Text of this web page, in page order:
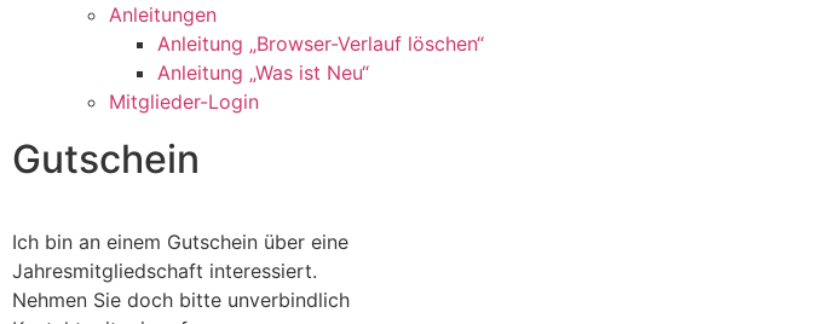
Anleitungen
Anleitung „Browser-Verlauf löschen“
Anleitung „Was ist Neu“
Mitglieder-Login
Gutschein
Ich bin an einem Gutschein über eine
Jahresmitgliedschaft interessiert.
Nehmen Sie doch bitte unverbindlich